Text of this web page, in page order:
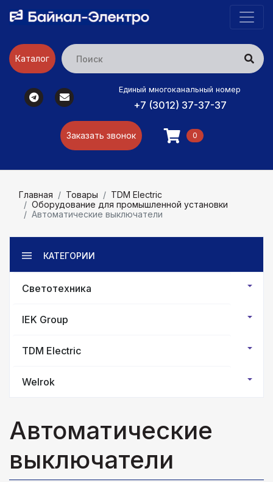
Каталог
Единый многоканальный номер
+7 (3012) 37-37-37
Заказать звонок 0
Главная Товары
TDM Electric
Оборудование для промышленной установки
Автоматические выключатели
КАТЕГОРИИ
Светотехника
IEK Group
TDM Electric
Welrok
Автоматические
выключатели